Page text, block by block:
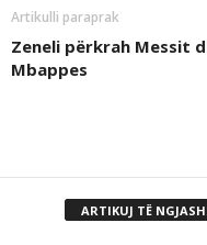
Artikulli paraprak
Zeneli përkrah Messit
Mbappes
ARTIKUJ TË